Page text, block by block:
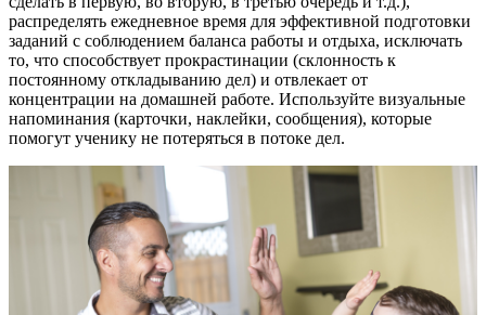
распределять ежедневное время для эффективной подготовки
заданий с соблюдением баланса работы и отдыха, исключать
то, что способствует прокрастинации (склонность к
постоянному откладыванию дел) и отвлекает от
концентрации на домашней работе. Используйте визуальные
напоминания (карточки, наклейки, сообщения), которые
помогут ученику не потеряться в потоке дел.